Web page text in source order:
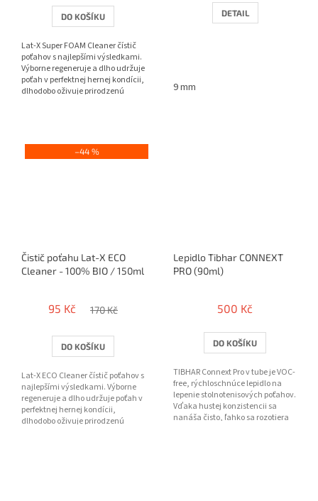
DO KOŠÍKU
Lat-X Super FOAM Cleaner čístič
poťahov s najlepšími výsledkami.
Výborne regeneruje a dlho udržuje
poťah v perfektnej hernej kondícii,
dlhodobo oživuje prirodzenú
DETAIL
9 mm
–44 %
Čistič poťahu Lat-X ECO
Cleaner - 100% BIO / 150ml
95 Kč 170 Kč
DO KOŠÍKU
Lat-X ECO Cleaner čístič poťahov s
najlepšími výsledkami. Výborne
regeneruje a dlho udržuje poťah v
perfektnej hernej kondícii,
dlhodobo oživuje prirodzenú
Lepidlo Tibhar CONNEXT
PRO (90ml)
500 Kč
DO KOŠÍKU
TIBHAR Connext Pro v tube je VOC-
free, rýchloschnúce lepidlo na
lepenie stolnotenisových poťahov.
Vďaka hustej konzistencii sa
nanáša čisto, ľahko sa rozotiera